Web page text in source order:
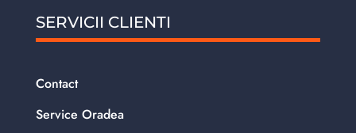
SERVICII CLIENTI
Contact
Service Oradea